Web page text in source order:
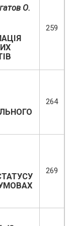
О.
259
264
269